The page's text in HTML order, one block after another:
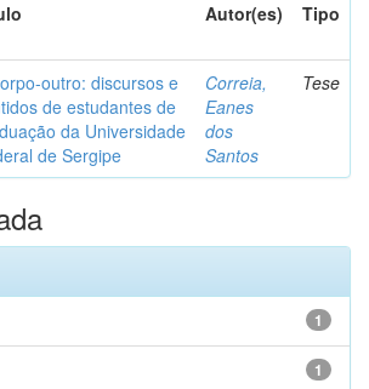
Autor(es) Tipo
outro: discursos e
de estudantes de
da Universidade
de Sergipe
Correia,
Eanes
dos
Santos
Tese
1
1